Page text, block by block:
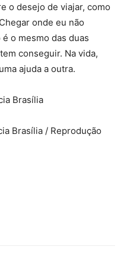
o desejo de viajar, como
onde eu não
o mesmo das duas
conseguir. Na vida,
ajuda a outra.
Brasília
Brasília / Reprodução